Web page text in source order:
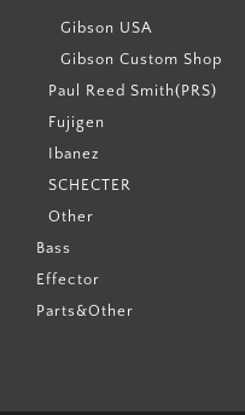
Gibson USA
Gibson Custom Shop
Paul Reed Smith(PRS)
Fujigen
Ibanez
SCHECTER
Other
Bass
Effector
Parts&Other